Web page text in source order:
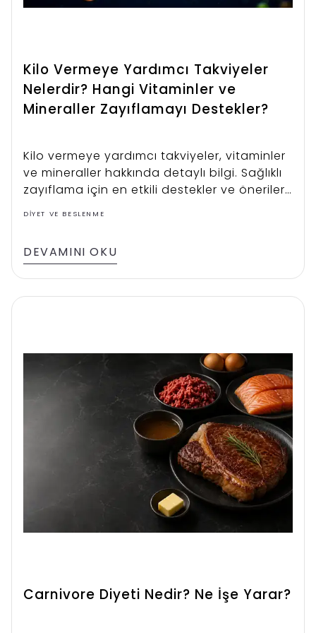
Kilo Vermeye Yardımcı Takviyeler
Nelerdir? Hangi Vitaminler ve
Mineraller Zayıflamayı Destekler?
Kilo vermeye yardımcı takviyeler, vitaminler
ve mineraller hakkında detaylı bilgi. Sağlıklı
zayıflama için en etkili destekler ve öneriler
burada!
DIYET VE BESLENME
DEVAMINI OKU
Carnivore Diyeti Nedir? Ne İşe Yarar?